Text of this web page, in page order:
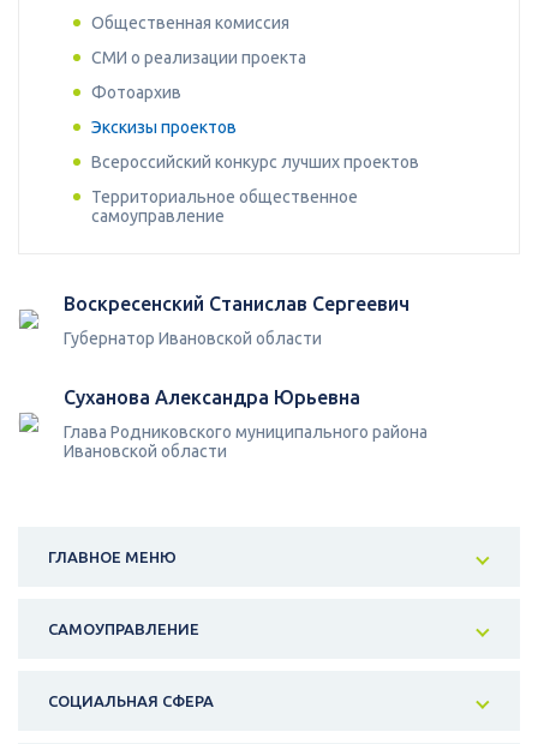
Общественная комиссия
СМИ о реализации проекта
Фотоархив
Экскизы проектов
Всероссийский конкурс лучших проектов
Территориальное общественное
самоуправление
Воскресенский Станислав Сергеевич
Губернатор Ивановской области
Суханова Александра Юрьевна
Глава Родниковского муниципального района
Ивановской области
ГЛАВНОЕ МЕНЮ
САМОУПРАВЛЕНИЕ
СОЦИАЛЬНАЯ СФЕРА